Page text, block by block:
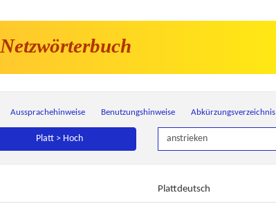
Netzwörterbuch
Aussprachehinweise Benutzungshinweise Abkürzungsverzeichnis
Platt > Hoch
Plattdeutsch